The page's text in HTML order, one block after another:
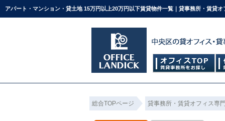
アパート・マンション・貸土地 15万円以上20万円以下賃貸物件一覧｜貸事務所・賃貸
総合TOPページ 貸事務所・賃貸オフィス専